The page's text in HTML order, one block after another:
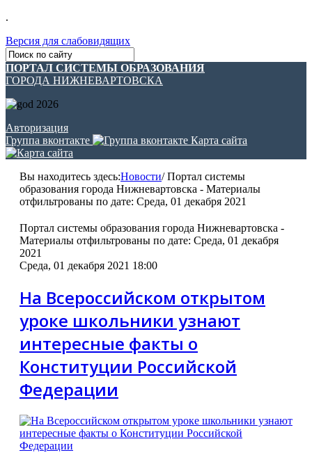
.
Версия для слабовидящих
ПОРТАЛ СИСТЕМЫ ОБРАЗОВАНИЯ
ГОРОДА НИЖНЕВАРТОВСКА
Авторизация
Группа вконтакте
Карта сайта
Вы находитесь здесь:Новости/Портал системы
образования города Нижневартовска - Материалы
отфильтрованы по дате: Среда, 01 декабря 2021
Портал системы образования города Нижневартовска -
Материалы отфильтрованы по дате: Среда, 01 декабря
2021
Среда, 01 декабря 2021 18:00
На Всероссийском открытом
уроке школьники узнают
интересные факты о
Конституции Российской
Федерации